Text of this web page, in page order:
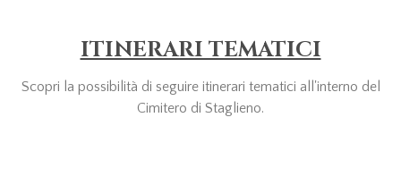
ITINERARI TEMATICI
Scopri la possibilità di seguire itinerari tematici all'interno del
Cimitero di Staglieno.